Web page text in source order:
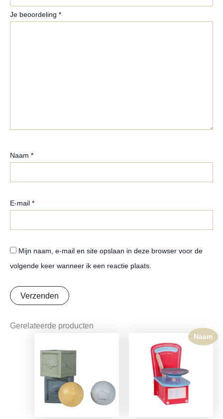
Je beoordeling *
Naam *
E-mail *
Mijn naam, e-mail en site opslaan in deze browser voor de
volgende keer wanneer ik een reactie plaats.
Gerelateerde producten
was:
€16,95.
Naam